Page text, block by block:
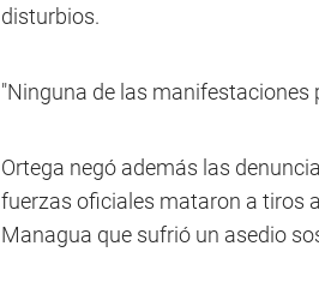
disturbios.
"Ninguna de las
Ortega negó además las
fuerzas oficiales mataron a tiros
Managua que sufrió un asedio